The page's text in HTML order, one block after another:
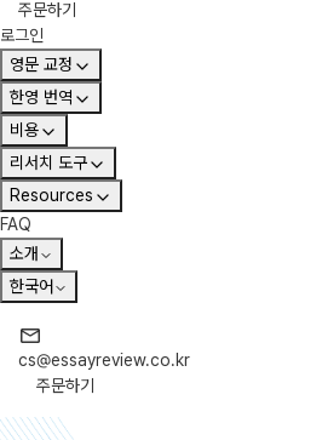
주문하기
로그인
영문 교정
한영 번역
비용
리서치 도구
Resources
FAQ
소개
한국어
cs@essayreview.co.kr
주문하기